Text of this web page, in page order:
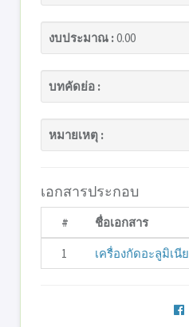
งบประมาณ :0.00
บทคัดย่อ :
หมายเหตุ :
เอกสารประกอบ
# ชื่อเอกสาร
1 เครื่องกัดอะลูมิเนี